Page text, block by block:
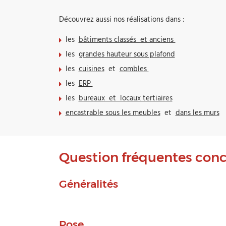
Découvrez aussi nos réalisations dans :
lesbâtiments classés et anciens
les grandes hauteur sous plafond
lescuisinesetcombles
lesERP
lesbureaux et locaux tertiaires
encastrable sous les meublesetdans les murs
Question fréquentes
Généralités